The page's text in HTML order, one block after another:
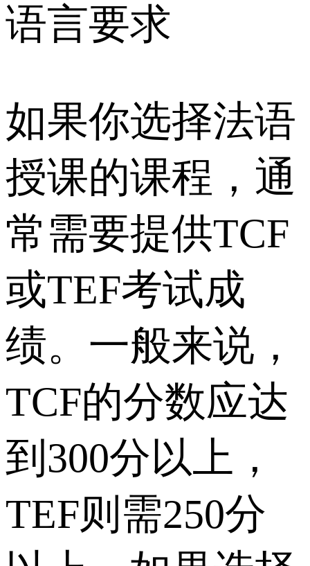
语言要求
如果你选择法语
授课的课程，通
常需要提供TCF
或TEF考试成
绩。一般来说，
TCF的分数应达
到300分以上，
TEF则需250分